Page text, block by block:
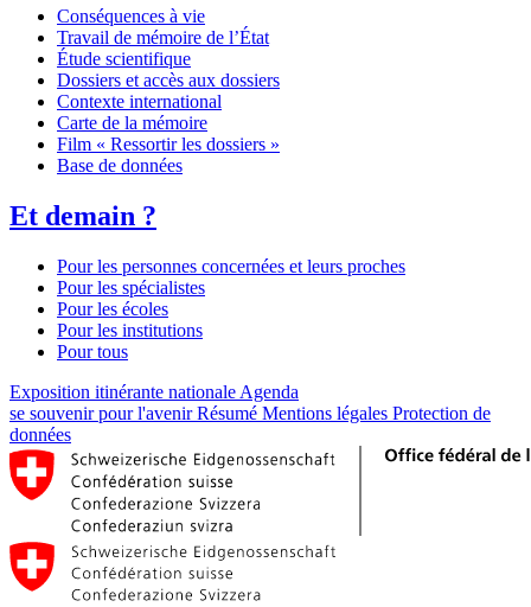
Conséquences à vie
Travail de mémoire de l’État
Étude scientifique
Dossiers et accès aux dossiers
Contexte international
Carte de la mémoire
Film « Ressortir les dossiers »
Base de données
Et demain ?
Pour les personnes concernées et leurs proches
Pour les spécialistes
Pour les écoles
Pour les institutions
Pour tous
Exposition itinérante nationale Agenda
se souvenir pour l'avenirRésumé Mentions légales Protection de
données